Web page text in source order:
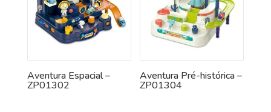
Aventura Espacial –
ZP01302
Aventura Pré-histórica –
ZP01304